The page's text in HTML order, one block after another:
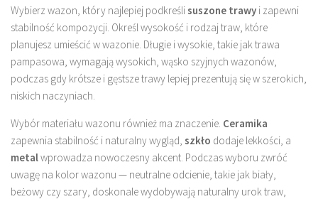
Wybierz wazon, który najlepiej podkreślisuszone trawy i zapewni
stabilność kompozycji. Określ wysokość i rodzaj traw, które
planujesz umieścić w wazonie. Długie i wysokie, takie jak trawa
pampasowa, wymagają wysokich, wąsko szyjnych wazonów,
podczas gdy krótsze i gęstsze trawy lepiej prezentują się w szerokich,
niskich naczyniach.
Wybór materiału wazonu również ma znaczenie. Ceramika
zapewnia stabilność i naturalny wygląd, szkło dodaje lekkości, a
metalwprowadza nowoczesny akcent. Podczas wyboru zwróć
uwagę na kolor wazonu — neutralne odcienie, takie jak biały,
beżowy czy szary, doskonale wydobywają naturalny urok traw,